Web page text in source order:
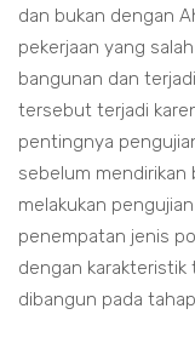
dan bukan dengan
pekerjaan yang
bangunan dan
tersebut terjadi
pentingnya
sebelum mendirikan
melakukan
penempatan jenis
dengan karakteristik
dibangun pada